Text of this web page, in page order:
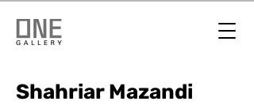
Shahriar Mazandi